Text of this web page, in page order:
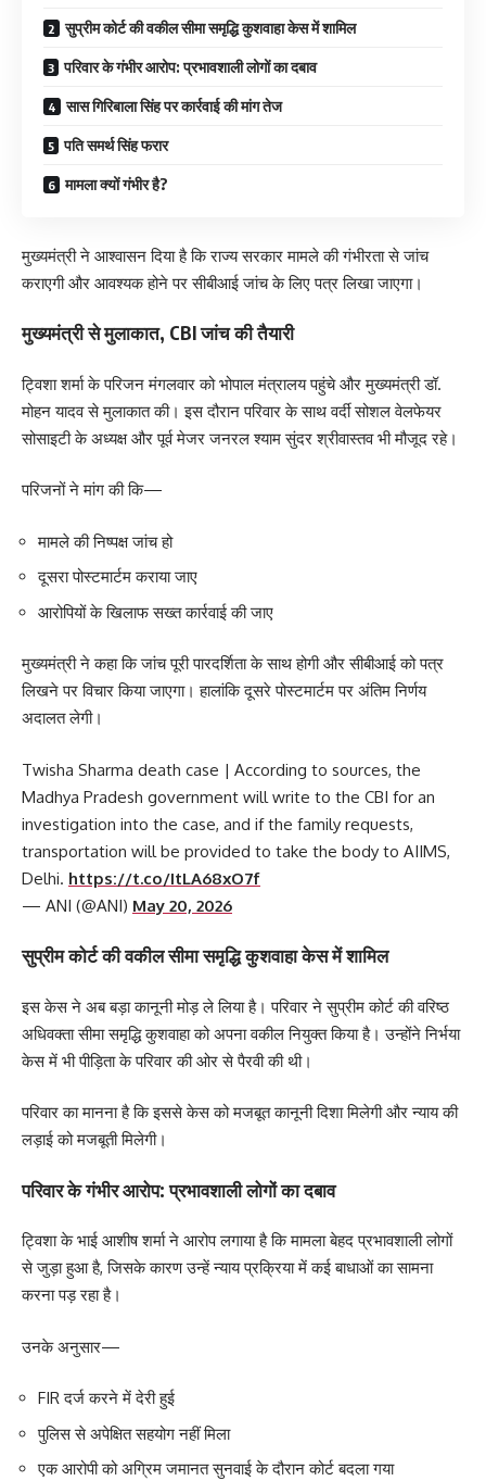
सुप्रीम कोर्ट की वकील सीमा समृद्धि कुशवाहा केस में शामिल
परिवार के गंभीर आरोप: प्रभावशाली लोगों का दबाव
सास गिरिबाला सिंह पर कार्रवाई की मांग तेज
पति समर्थ सिंह फरार
मामला क्यों गंभीर है?
मुख्यमंत्री ने आश्वासन दिया है कि राज्य सरकार मामले की गंभीरता से जांच
कराएगी और आवश्यक होने पर सीबीआई जांच के लिए पत्र लिखा जाएगा।
मुख्यमंत्री से मुलाकात, CBI जांच की तैयारी
ट्विशा शर्मा के परिजन मंगलवार को भोपाल मंत्रालय पहुंचे और मुख्यमंत्री डॉ.
मोहन यादव से मुलाकात की। इस दौरान परिवार के साथ वर्दी सोशल वेलफेयर
सोसाइटी के अध्यक्ष और पूर्व मेजर जनरल श्याम सुंदर श्रीवास्तव भी मौजूद रहे।
परिजनों ने मांग की कि—
मामले की निष्पक्ष जांच हो
दूसरा पोस्टमार्टम कराया जाए
आरोपियों के खिलाफ सख्त कार्रवाई की जाए
मुख्यमंत्री ने कहा कि जांच पूरी पारदर्शिता के साथ होगी और सीबीआई को पत्र
लिखने पर विचार किया जाएगा। हालांकि दूसरे पोस्टमार्टम पर अंतिम निर्णय
अदालत लेगी।
Twisha Sharma death case | According to sources, the
Madhya Pradesh government will write to the CBI for an
investigation into the case, and if the family requests,
transportation will be provided to take the body to AIIMS,
Delhi. https://t.co/ItLA68xO7f
— ANI (@ANI) May 20, 2026
सुप्रीम कोर्ट की वकील सीमा समृद्धि कुशवाहा केस में शामिल
इस केस ने अब बड़ा कानूनी मोड़ ले लिया है। परिवार ने सुप्रीम कोर्ट की वरिष्ठ
अधिवक्ता सीमा समृद्धि कुशवाहा को अपना वकील नियुक्त किया है। उन्होंने निर्भया
केस में भी पीड़िता के परिवार की ओर से पैरवी की थी।
परिवार का मानना है कि इससे केस को मजबूत कानूनी दिशा मिलेगी और न्याय की
लड़ाई को मजबूती मिलेगी।
परिवार के गंभीर आरोप: प्रभावशाली लोगों का दबाव
ट्विशा के भाई आशीष शर्मा ने आरोप लगाया है कि मामला बेहद प्रभावशाली लोगों
से जुड़ा हुआ है, जिसके कारण उन्हें न्याय प्रक्रिया में कई बाधाओं का सामना
करना पड़ रहा है।
उनके अनुसार—
FIR दर्ज करने में देरी हुई
पुलिस से अपेक्षित सहयोग नहीं मिला
एक आरोपी को अग्रिम जमानत सुनवाई के दौरान कोर्ट बदला गया